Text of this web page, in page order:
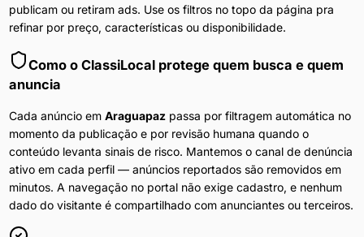
publicam ou retiram ads. Use os filtros no topo da página pra
refinar por preço, características ou disponibilidade.
Como o ClassiLocal protege quem busca e quem
anuncia
Cada anúncio em Araguapazpassa por filtragem automática no
momento da publicação e por revisão humana quando o
conteúdo levanta sinais de risco. Mantemos o canal de denúncia
ativo em cada perfil — anúncios reportados são removidos em
minutos. A navegação no portal não exige cadastro, e nenhum
dado do visitante é compartilhado com anunciantes ou terceiros.